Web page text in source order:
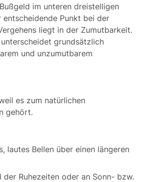
im unteren dreistelligen
entscheidende Punkt bei der
liegt in der Zumutbarkeit.
grundsätzlich
und unzumutbarem
es zum natürlichen
gehört.
lautes Bellen über einen längeren
der Ruhezeiten oder an Sonn- bzw.